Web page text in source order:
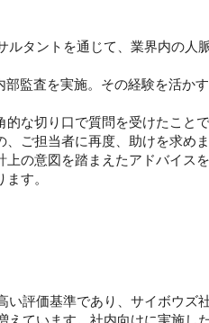
タントを通じて、業界内の人
監査を実施。その経験を活か
な切り口で質問を受けたこと
ご担当者に再度、助けを求め
の意図を踏まえたアドバイス
す。
評価基準であり、サイボウズ
ています。社内向けに実施し